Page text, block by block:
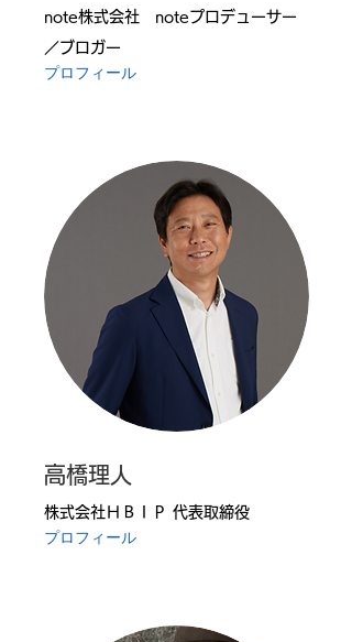
note株式会社 noteプロデューサー
／ブロガー
プロフィール
高橋理人
株式会社ＨＢＩＰ 代表取締役
プロフィール